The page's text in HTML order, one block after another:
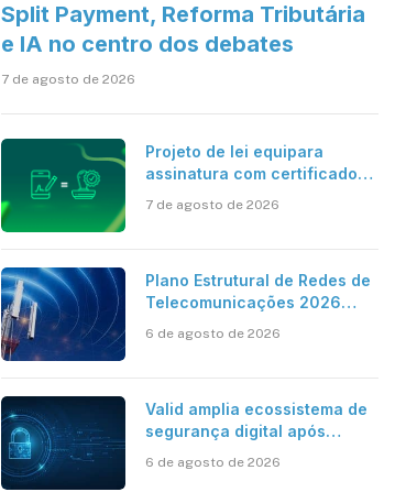
Split Payment, Reforma Tributária
e IA no centro dos debates
7 de agosto de 2026
Projeto de lei equipara
assinatura com certificado
reconhecimento de firma em
7 de agosto de 2026
Plano Estrutural de Redes de
Telecomunicações 2026
móvel, mas mantém desafio
6 de agosto de 2026
Valid amplia ecossistema de
segurança digital após
6 de agosto de 2026